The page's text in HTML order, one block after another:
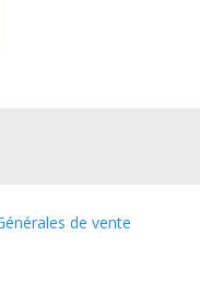
de vente